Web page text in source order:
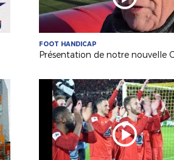
FOOT HANDICAP